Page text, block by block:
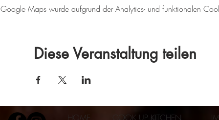
Google Maps wurde aufgrund der Analytics- und funktionalen
Diese Veranstaltung teilen
HOME COOK UP KITCHEN